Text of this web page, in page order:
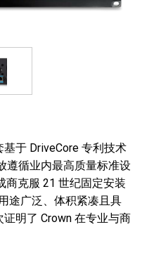
于 DriveCore 专利技术
遵循业内最高质量标准设
商克服 21 世纪固定安装
途广泛、体积紧凑且具
明了 Crown 在专业与商